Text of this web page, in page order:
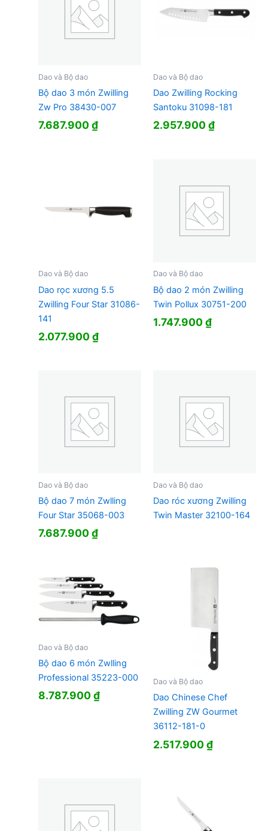
Dao và Bộ dao
Bộ dao 3 món Zwilling
Zw Pro 38430-007
7.687.900₫
Dao và Bộ dao
Dao Zwilling Rocking
Santoku 31098-181
2.957.900₫
Dao và Bộ dao
Dao rọc xương 5.5
Zwilling Four Star 31086-
141
2.077.900₫
Dao và Bộ dao
Bộ dao 2 món Zwilling
Twin Pollux 30751-200
1.747.900₫
Dao và Bộ dao
Bộ dao 7 món Zwlling
Four Star 35068-003
7.687.900₫
Dao và Bộ dao
Dao róc xương Zwilling
Twin Master 32100-164
Dao và Bộ dao
Bộ dao 6 món Zwlling
Professional 35223-000
8.787.900₫
Dao và Bộ dao
Dao Chinese Chef
Zwilling ZW Gourmet
36112-181-0
2.517.900₫